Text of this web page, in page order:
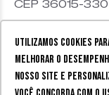
Utilizamos cookies
melhorar o
nosso site e
CEP 36015-